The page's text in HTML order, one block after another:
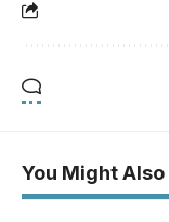
You Might Also